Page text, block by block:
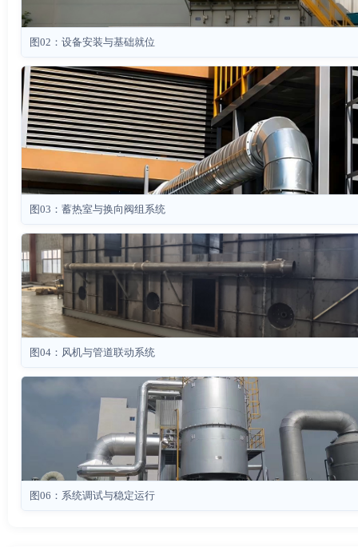
图02：设备安装与基础就位
图03：蓄热室与换向阀组系统
图04：风机与管道联动系统
图06：系统调试与稳定运行